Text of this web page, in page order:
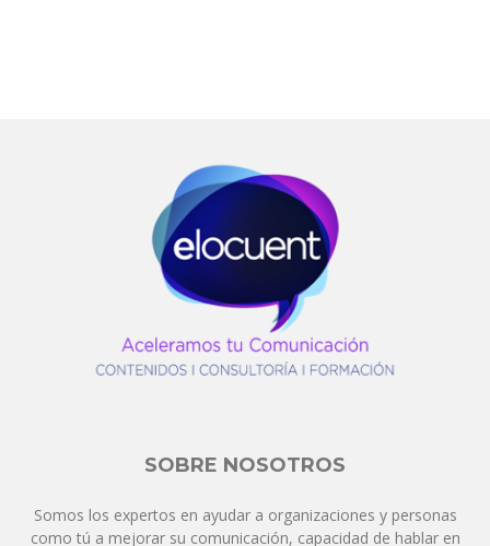
SOBRE NOSOTROS
Somos los expertos en ayudar a organizaciones y personas
como tú a mejorar su comunicación, capacidad de hablar en